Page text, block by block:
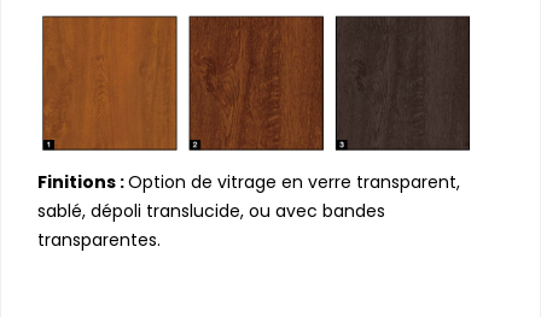
Finitions :Option de vitrage en verre transparent,
sablé, dépoli translucide, ou avec bandes
transparentes.